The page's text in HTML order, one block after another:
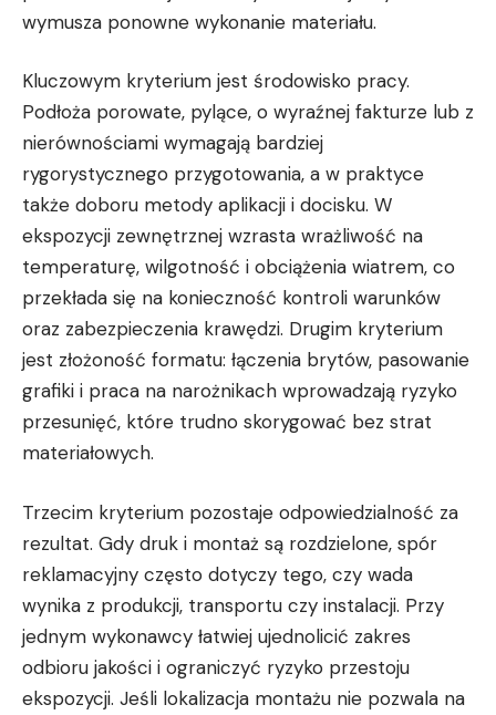
wymusza ponowne wykonanie materiału.
Kluczowym kryterium jest środowisko pracy.
Podłoża porowate, pylące, o wyraźnej fakturze lub z
nierównościami wymagają bardziej
rygorystycznego przygotowania, a w praktyce
także doboru metody aplikacji i docisku. W
ekspozycji zewnętrznej wzrasta wrażliwość na
temperaturę, wilgotność i obciążenia wiatrem, co
przekłada się na konieczność kontroli warunków
oraz zabezpieczenia krawędzi. Drugim kryterium
jest złożoność formatu: łączenia brytów, pasowanie
grafiki i praca na narożnikach wprowadzają ryzyko
przesunięć, które trudno skorygować bez strat
materiałowych.
Trzecim kryterium pozostaje odpowiedzialność za
rezultat. Gdy druk i montaż są rozdzielone, spór
reklamacyjny często dotyczy tego, czy wada
wynika z produkcji, transportu czy instalacji. Przy
jednym wykonawcy łatwiej ujednolicić zakres
odbioru jakości i ograniczyć ryzyko przestoju
ekspozycji. Jeśli lokalizacja montażu nie pozwala na